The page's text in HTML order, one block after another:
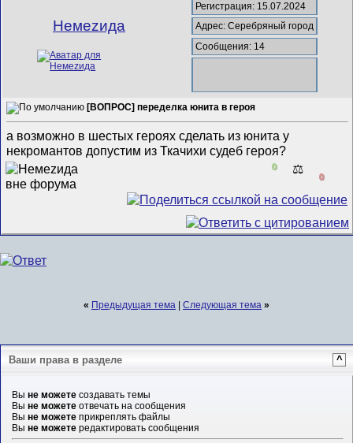
Немеzида
Регистрация: 15.07.2024
Адрес: Серебряный город
Сообщения: 14
[ВОПРОС] переделка юнита в героя
а возможно в шестых героях сделать из юнита у
некромантов допустим из Ткачихи судеб героя?
0 ⚖️
0
« Предыдущая тема Следующая тема »
Ваши права в разделе ^
Вы не можетесоздавать темы
Вы не можетеотвечать на сообщения
Вы не можетеприкреплять файлы
Вы не можетередактировать сообщения